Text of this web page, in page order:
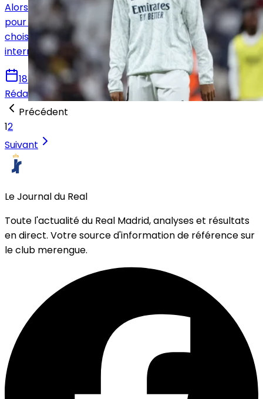
Alors que le Real Madrid prépare son déplacement
pour jouer le Celta de Vigo, c'est le systèeme qui sera
choisi par Ancelotti qui est au centre des
interrogations.
18 octobre 2024
Rédaction Le Journal du Real
Précédent
12
Suivant
Le Journal du Real
Toute l'actualité du Real Madrid, analyses et résultats
en direct. Votre source d'information de référence sur
le club merengue.